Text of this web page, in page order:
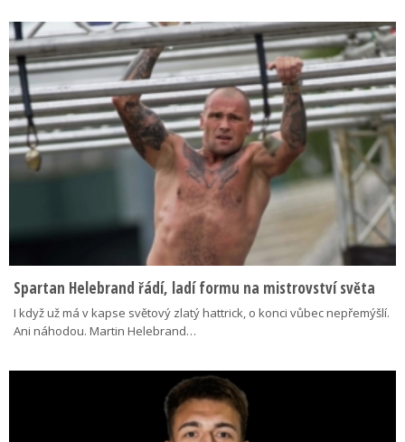
Spartan Helebrand řádí, ladí formu na mistrovství světa
I když už má v kapse světový zlatý hattrick, o konci vůbec nepřemýšlí.
Ani náhodou. Martin Helebrand…